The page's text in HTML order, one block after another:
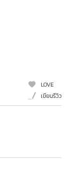
LOVE
เขียนรีวิว